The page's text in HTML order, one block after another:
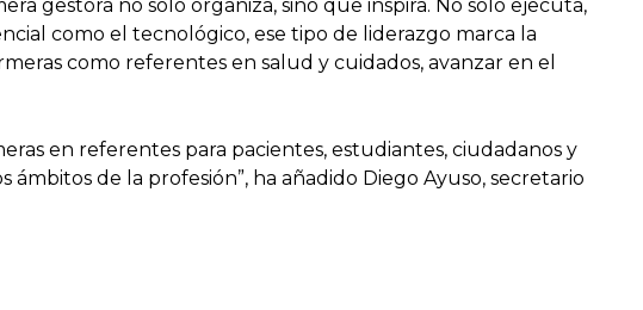
gestora no solo organiza, sino que inspira. No solo ejecuta,
como el tecnológico, ese tipo de liderazgo marca la
como referentes en salud y cuidados, avanzar en el
en referentes para pacientes, estudiantes, ciudadanos y
de la profesión”, ha añadido Diego Ayuso, secretario